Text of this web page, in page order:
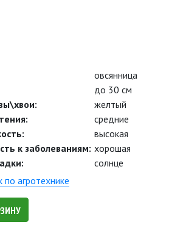
овсянница
до 30 см
желтый
средние
высокая
к заболеваниям: хорошая
солнце
по агротехнике